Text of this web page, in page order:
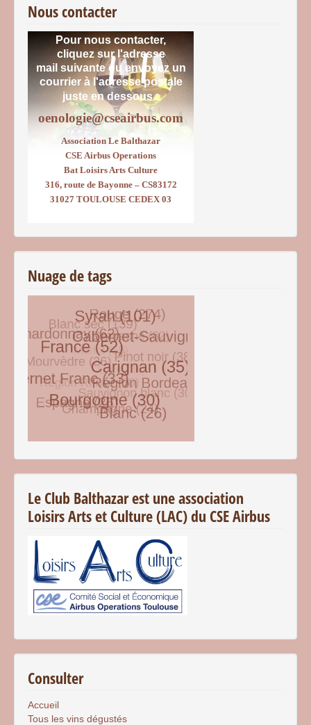
Nous contacter
Pour nous contacter,
cliquez sur l'adresse
mail suivante ou envoyez un
courrierà l'adresse postale
juste en dessous :
oenologie@cseairbus.com
Association Le Balthazar
CSE Airbus Operations
Bat Loisirs Arts Culture
316, route de Bayonne – CS83172
31027 TOULOUSE CEDEX 03
Nuage de tags
Le Club Balthazar est une association
Loisirs Arts et Culture (LAC) du CSE Airbus
Consulter
Accueil
Tous les vins dégustés